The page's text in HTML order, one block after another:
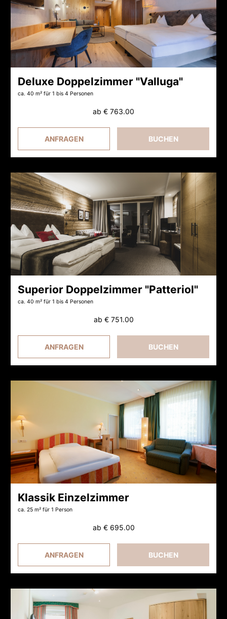
Deluxe Doppelzimmer "Valluga"
ca. 40 m² für 1 bis 4 Personen
ab € 763.00
ANFRAGEN BUCHEN
Superior Doppelzimmer "Patteriol"
ca. 40 m² für 1 bis 4 Personen
ab € 751.00
ANFRAGEN BUCHEN
Klassik Einzelzimmer
ca. 25 m² für 1 Person
ab € 695.00
ANFRAGEN BUCHEN